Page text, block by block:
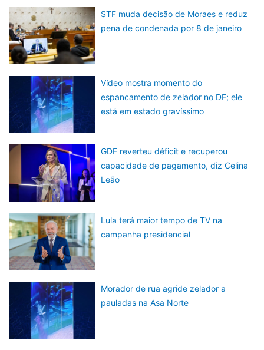
STF muda decisão de Moraes e reduz
pena de condenada por 8 de janeiro
Vídeo mostra momento do
espancamento de zelador no DF; ele
está em estado gravíssimo
GDF reverteu déficit e recuperou
capacidade de pagamento, diz Celina
Leão
Lula terá maior tempo de TV na
campanha presidencial
Morador de rua agride zelador a
pauladas na Asa Norte